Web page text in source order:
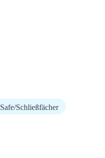
Safe/Schließfächer